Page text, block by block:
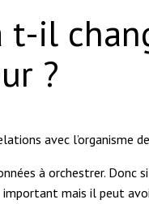
t-il
?
avec l’organisme
à orchestrer.
mais il peut